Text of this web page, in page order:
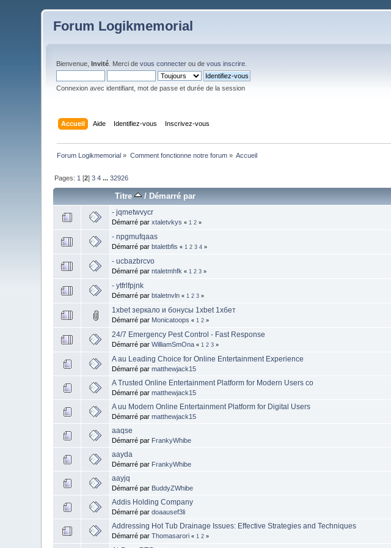
Forum Logikmemorial
Bienvenue,Invité . Merci devous connecter ou devous inscrire
Connexion avec identifiant, mot de passe et durée de la session
Accueil Aide Identifiez-vous Inscrivez-vous
Forum Logikmemorial » Comment fonctionne notre forum» Accueil
Pages: 1 [2]3 4 ...32926
Titre /Démarré par
- jqmetwvycr
Démarré parxtaletvkys « 1 2 »
- npgmufqaas
Démarré parbtaletbfis « 1 2 3 4 »
- ucbazbrcvo
Démarré parntaletmhfk « 1 2 3 »
- ytfrlfpjnk
Démarré parbtaletnvln « 1 2 3 »
1xbet зеркало и бонусы 1xbet 1хбет
Démarré par Monicatoops « 1 2 »
24/7 Emergency Pest Control - Fast Response
Démarré parWilliamSmOna « 1 2 3 »
A au Leading Choice for Online Entertainment Experience
Démarré parmatthewjack15
A Trusted Online Entertainment Platform for Modern Users co
Démarré parmatthewjack15
A uu Modern Online Entertainment Platform for Digital Users
Démarré parmatthewjack15
aaqse
Démarré par FrankyWhibe
aayda
Démarré par FrankyWhibe
aayjq
Démarré par BuddyZWhibe
Addis Holding Company
Démarré pardoaausef3li
Addressing Hot Tub Drainage Issues: Effective Strategies and Techniques
Démarré parThomasarori « 1 2 »